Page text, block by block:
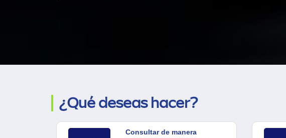
¿Qué deseas hacer?
Consultar de manera